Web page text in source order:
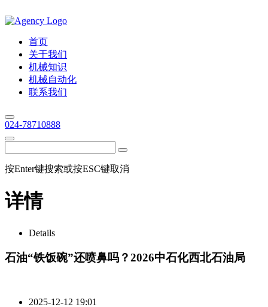
首页
关于我们
机械知识
机械自动化
联系我们
024-78710888
按Enter键搜索或按ESC键取消
详情
Details
石油“铁饭碗”还喷鼻吗？2026中石化西北石油局
2025-12-12 19:01